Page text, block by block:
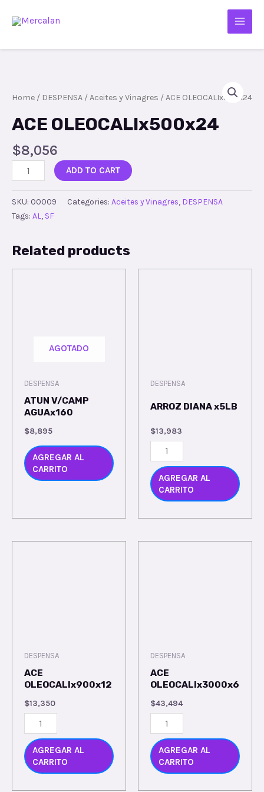
Home / DESPENSA /Aceites y Vinagres / ACE OLEOCALIx500x24
ACE OLEOCALIx500x24
$8,056
ADD TO CART
SKU: 00009 Categories: Aceites y Vinagres, DESPENSA
Tags: AL, SF
Related products
AGOTADO
DESPENSA
ATUN V/CAMP
AGUAx160
$8,895
AGREGAR AL
CARRITO
DESPENSA
ARROZ DIANA x5LB
$13,983
AGREGAR AL
CARRITO
DESPENSA
ACE
OLEOCALIx900x12
$13,350
AGREGAR AL
CARRITO
DESPENSA
ACE
OLEOCALIx3000x6
$43,494
AGREGAR AL
CARRITO